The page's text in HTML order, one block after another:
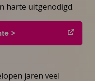
harte uitgenodigd.
>
jaren veel